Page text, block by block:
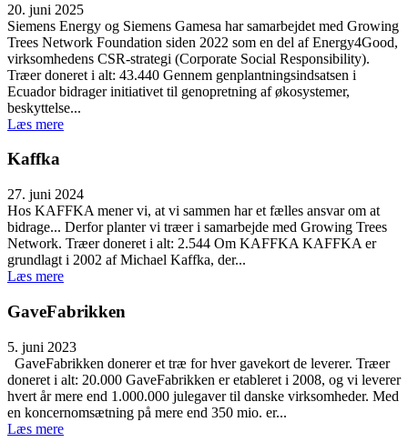
20. juni 2025
Siemens Energy og Siemens Gamesa har samarbejdet med Growing
Trees Network Foundation siden 2022 som en del af Energy4Good,
virksomhedens CSR-strategi (Corporate Social Responsibility).
Træer doneret i alt: 43.440 Gennem genplantningsindsatsen i
Ecuador bidrager initiativet til genopretning af økosystemer,
beskyttelse...
Læs mere
Kaffka
27. juni 2024
Hos KAFFKA mener vi, at vi sammen har et fælles ansvar om at
bidrage... Derfor planter vi træer i samarbejde med Growing Trees
Network. Træer doneret i alt: 2.544 Om KAFFKA KAFFKA er
grundlagt i 2002 af Michael Kaffka, der...
Læs mere
GaveFabrikken
5. juni 2023
GaveFabrikken donerer et træ for hver gavekort de leverer. Træer
doneret i alt: 20.000 GaveFabrikken er etableret i 2008, og vi leverer
hvert år mere end 1.000.000 julegaver til danske virksomheder. Med
en koncernomsætning på mere end 350 mio. er...
Læs mere